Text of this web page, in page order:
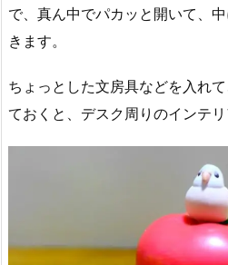
で、真ん中でパカッと開いて、
きます。
ちょっとした文房具などを入れ
ておくと、デスク周りのインテリ